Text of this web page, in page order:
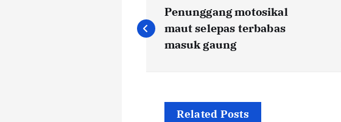
o
Penunggang motosikal
maut selepas terbabas
masuk gaung
Related Posts